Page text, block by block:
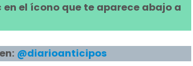
el ícono que te aparece abajo a
@diarioanticipos